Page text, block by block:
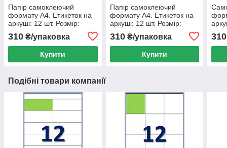
Папір самоклеючий
формату А4. Етикеток на
аркуші: 12 шт. Розмір:
70х74,2 мм. Упаковка 100
аркушів/1200 етикеток
310 ₴/упаковка
Купити
Папір самоклеючий
формату А4. Етикеток на
аркуші: 12 шт. Розмір:
105х44 мм. Упаковка 100
аркушів/1200 етикеток
310₴/упаковка
Купити
100
310
Подібні товари компанії